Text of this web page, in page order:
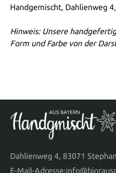
Handgemischt, Dahlienweg
Hinweis: Unsere
Form und Farbe von der
Dahlienweg 4, 83071
E-Mail-Adresse: